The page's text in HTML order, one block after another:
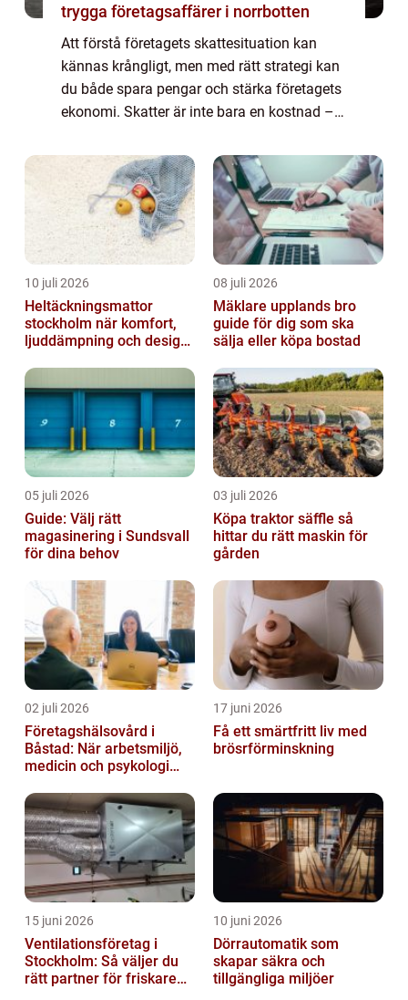
trygga företagsaffärer i norrbotten
Att förstå företagets skattesituation kan
kännas krångligt, men med rätt strategi kan
du både spara pengar och stärka företagets
ekonomi. Skatter är inte bara en kostnad –
10 juli 2026
Heltäckningsmattor
stockholm när komfort,
ljuddämpning och design
08 juli 2026
Mäklare upplands bro
guide för dig som ska
sälja eller köpa bostad
05 juli 2026
Guide: Välj rätt
magasinering i Sundsvall
för dina behov
03 juli 2026
Köpa traktor säffle så
hittar du rätt maskin för
gården
02 juli 2026
Företagshälsovård i
Båstad: När arbetsmiljö,
medicin och psykologi
17 juni 2026
Få ett smärtfritt liv med
brösrförminskning
15 juni 2026
Ventilationsföretag i
Stockholm: Så väljer du
rätt partner för friskare
10 juni 2026
Dörrautomatik som
skapar säkra och
tillgängliga miljöer